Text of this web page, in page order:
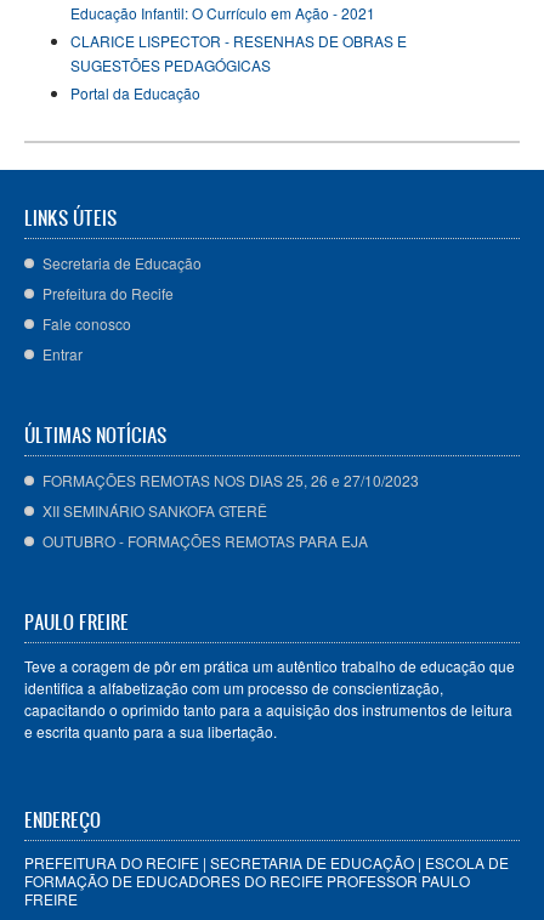
Educação Infantil: O Currículo em Ação - 2021
CLARICE LISPECTOR - RESENHAS DE OBRAS E
SUGESTÕES PEDAGÓGICAS
Portal da Educação
LINKS ÚTEIS
Secretaria de Educação
Prefeitura do Recife
Fale conosco
Entrar
ÚLTIMAS NOTÍCIAS
FORMAÇÕES REMOTAS NOS DIAS 25, 26 e 27/10/2023
XII SEMINÁRIO SANKOFA GTERÊ
OUTUBRO - FORMAÇÕES REMOTAS PARA EJA
PAULO FREIRE
Teve a coragem de pôr em prática um autêntico trabalho de educação que
identifica a alfabetização com um processo de conscientização,
capacitando o oprimido tanto para a aquisição dos instrumentos de leitura
e escrita quanto para a sua libertação.
ENDEREÇO
PREFEITURA DO RECIFE | SECRETARIA DE EDUCAÇÃO | ESCOLA DE
FORMAÇÃO DE EDUCADORES DO RECIFE PROFESSOR PAULO
FREIRE